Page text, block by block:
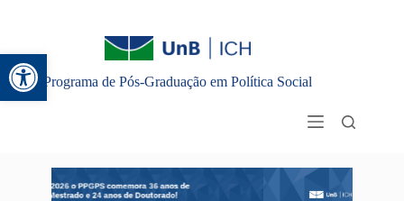
Abrir a barra de ferramentas
Programa de Pós-Graduação em Política Social